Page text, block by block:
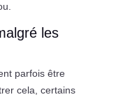
les
parfois être
cela, certains